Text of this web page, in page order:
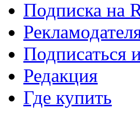
Подписка на
Подписаться
Редакция
Где купить